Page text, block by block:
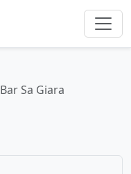
Bar Sa Giara